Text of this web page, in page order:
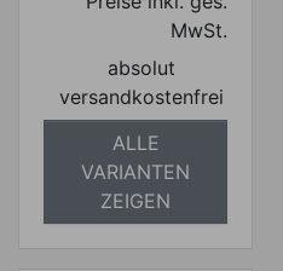
MwSt.
absolut
versandkostenfrei
ALLE
VARIANTEN
ZEIGEN